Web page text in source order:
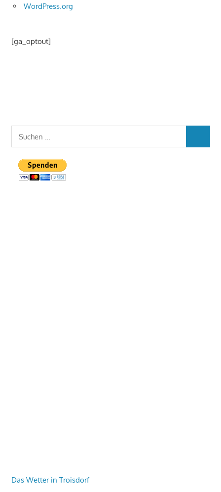
WordPress.org
[ga_optout]
Das Wetter in Troisdorf